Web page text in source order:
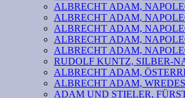
ALBRECHT ADAM,
ALBRECHT ADAM,
ALBRECHT ADAM,
ALBRECHT ADAM,
ALBRECHT ADAM,
RUDOLF KUNTZ, SILBER-
ALBRECHT ADAM,
ALBRECHT ADAM,
ADAM UND STIELER,